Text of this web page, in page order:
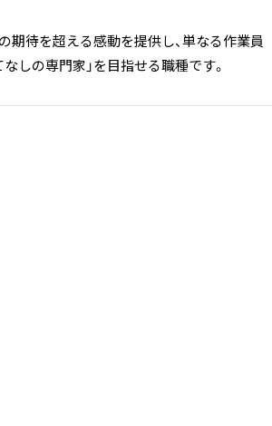
期待を超える感動を提供し、単なる作業員
しの専門家」を目指せる職種です。